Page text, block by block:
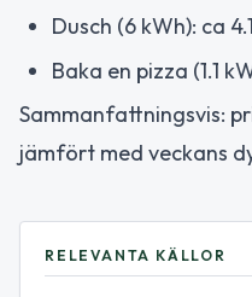
Dusch (6 kWh): ca
Baka en pizza (1.1
Sammanfattningsvis:
jämfört med veckans
RELEVANTA KÄLLOR